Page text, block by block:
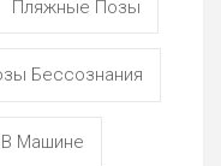
Пляжные Позы
Бессознания
Машине